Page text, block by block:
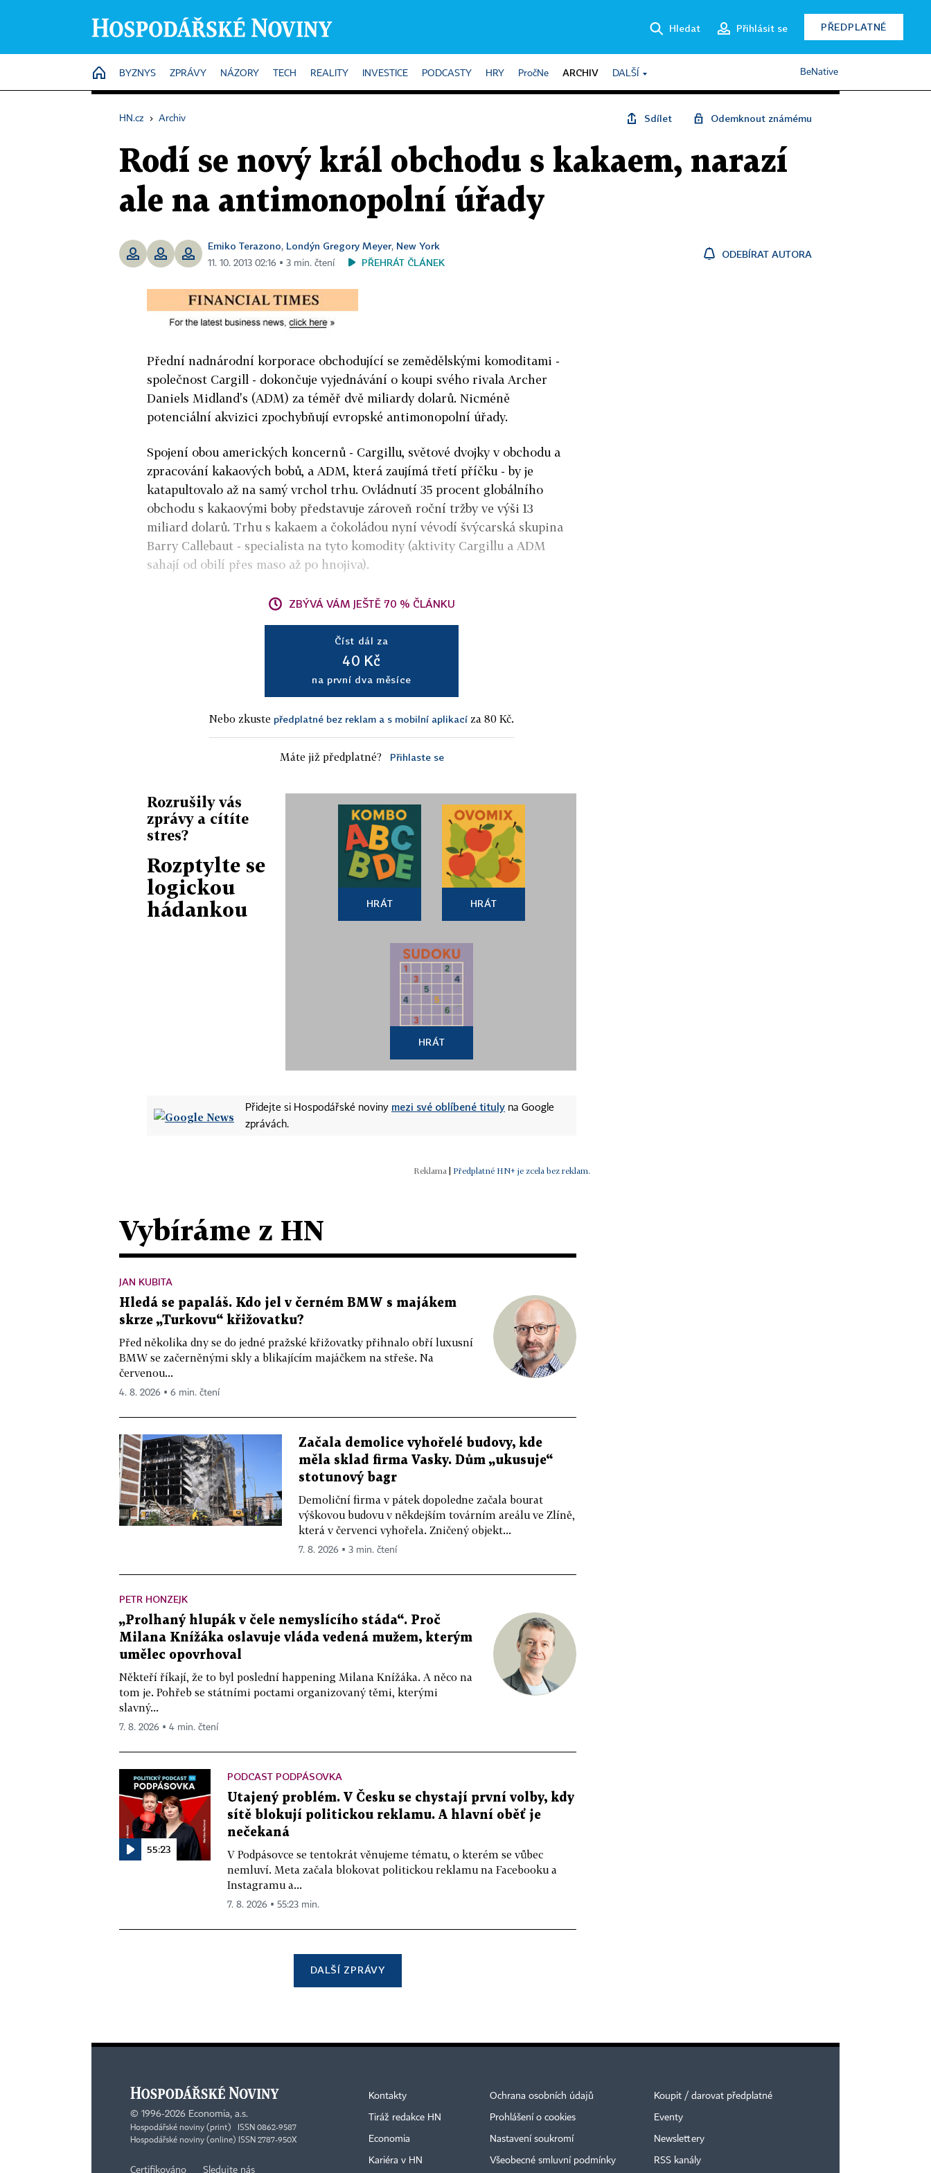
Hledat Přihlásit se PŘEDPLATNÉ
HOME
BYZNYS ZPRÁVY NÁZORY TECH REALITY INVESTICE PODCASTY HRY PročNe ARCHIV DALŠÍ BeNative
HN.cz › Archiv Sdílet Odemknout známému
Rodí se nový král obchodu s kakaem, narazí
ale na antimonopolní úřady
Emiko Terazono, Londýn Gregory Meyer, New York
11. 10. 2013 02:16 ▪ 3 min. čtení PŘEHRÁT ČLÁNEK
ODEBÍRAT AUTORA
Přední nadnárodní korporace obchodující se zemědělskými komoditami -
společnost Cargill - dokončuje vyjednávání o koupi svého rivala Archer
Daniels Midland's (ADM) za téměř dvě miliardy dolarů. Nicméně
potenciální akvizici zpochybňují evropské antimonopolní úřady.
Spojení obou amerických koncernů - Cargillu, světové dvojky v obchodu a
zpracování kakaových bobů, a ADM, která zaujímá třetí příčku - by je
katapultovalo až na samý vrchol trhu. Ovládnutí 35 procent globálního
obchodu s kakaovými boby představuje zároveň roční tržby ve výši 13
miliard dolarů. Trhu s kakaem a čokoládou nyní vévodí švýcarská skupina
Barry Callebaut - specialista na tyto komodity (aktivity Cargillu a ADM
sahají od obilí přes maso až po hnojiva).
ZBÝVÁ VÁM JEŠTĚ 70 % ČLÁNKU
Číst dál za
40 Kč
na první dva měsíce
Nebo zkuste předplatné bez reklam a s mobilní aplikací za 80 Kč.
Máte již předplatné? Přihlaste se
Rozrušily vás
zprávy a cítíte
stres?
Rozptylte se
logickou
hádankou
HRÁT HRÁT
HRÁT
Přidejte si Hospodářské noviny mezi své oblíbené tituly na Google
zprávách.
Předplatné HN+ je zcela bez reklam.
Vybíráme z HN
JAN KUBITA
Hledá se papaláš. Kdo jel v černém BMW s majákem
skrze „Turkovu“ křižovatku?
Před několika dny se do jedné pražské křižovatky přihnalo obří luxusní
BMW se začerněnými skly a blikajícím majáčkem na střeše. Na
červenou...
4. 8. 2026 ▪ 6 min. čtení
Začala demolice vyhořelé budovy, kde
měla sklad firma Vasky. Dům „ukusuje“
stotunový bagr
Demoliční firma v pátek dopoledne začala bourat
výškovou budovu v někdejším továrním areálu ve Zlíně,
která v červenci vyhořela. Zničený objekt...
7. 8. 2026 ▪ 3 min. čtení
PETR HONZEJK
„Prolhaný hlupák v čele nemyslícího stáda“. Proč
Milana Knížáka oslavuje vláda vedená mužem, kterým
umělec opovrhoval
Někteří říkají, že to byl poslední happening Milana Knížáka. A něco na
tom je. Pohřeb se státními poctami organizovaný těmi, kterými
slavný...
7. 8. 2026 ▪ 4 min. čtení
55:23
PODCAST PODPÁSOVKA
Utajený problém. V Česku se chystají první volby, kdy
sítě blokují politickou reklamu. A hlavní oběť je
nečekaná
V Podpásovce se tentokrát věnujeme tématu, o kterém se vůbec
nemluví. Meta začala blokovat politickou reklamu na Facebooku a
Instagramu a...
7. 8. 2026 ▪ 55:23 min.
DALŠÍ ZPRÁVY
© 1996-2026 Economia, a.s.
Hospodářské noviny (print) ISSN 0862-9587
Hospodářské noviny (online) ISSN 2787-950X
Certifikováno Sledujte nás
Kontakty
Tiráž redakce HN
Economia
Kariéra v HN
Ochrana osobních údajů
Prohlášení o cookies
Nastavení soukromí
Všeobecné smluvní podmínky
Koupit / darovat předplatné
Eventy
Newslettery
RSS kanály